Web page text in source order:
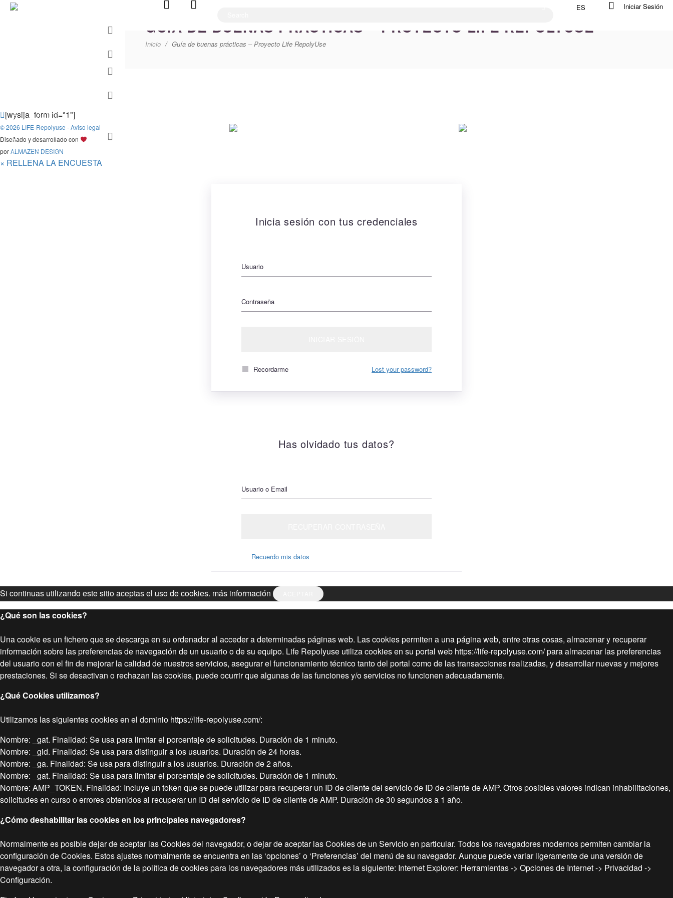
Proyectos
relacionados
Programa Life
Contacto
Iniciar Sesión
ES
GUÍA DE BUENAS PRÁCTICAS – PROYECTO LIFE REPOLYUSE
Inicio Guía de buenas prácticas – Proyecto Life RepolyUse
[wysija_form id="1"]
© 2026 LIFE-Repolyuse - Aviso legal
Diseñado y desarrollado con
porALMAZEN DESIGN
× RELLENA LA ENCUESTA
Inicia sesión con tus credenciales
Usuario
Contraseña
Recordarme Lost your password?
Has olvidado tus datos?
Usuario o Email
Recuerdo mis datos
Si continuas utilizando este sitio aceptas el uso de cookies. más información
¿Qué son las cookies?
Una cookie es un fichero que se descarga en su ordenador al acceder a determinadas páginas web. Las cookies permiten a una página web, entre otras cosas, almacenar y recuperar
información sobre las preferencias de navegación de un usuario o de su equipo. Life Repolyuse utiliza cookies en su portal web https://life-repolyuse.com/ para almacenar las preferencias
del usuario con el fin de mejorar la calidad de nuestros servicios, asegurar el funcionamiento técnico tanto del portal como de las transacciones realizadas, y desarrollar nuevas y mejores
prestaciones. Si se desactivan o rechazan las cookies, puede ocurrir que algunas de las funciones y/o servicios no funcionen adecuadamente.
¿Qué Cookies utilizamos?
Utilizamos las siguientes cookies en el dominio https://life-repolyuse.com/:
Nombre: _gat. Finalidad: Se usa para limitar el porcentaje de solicitudes. Duración de 1 minuto.
Nombre: _gid. Finalidad: Se usa para distinguir a los usuarios. Duración de 24 horas.
Nombre: _ga. Finalidad: Se usa para distinguir a los usuarios. Duración de 2 años.
Nombre: _gat. Finalidad: Se usa para limitar el porcentaje de solicitudes. Duración de 1 minuto.
Nombre: AMP_TOKEN. Finalidad: Incluye un token que se puede utilizar para recuperar un ID de cliente del servicio de ID de cliente de AMP. Otros posibles valores indican inhabilitaciones,
solicitudes en curso o errores obtenidos al recuperar un ID del servicio de ID de cliente de AMP. Duración de 30 segundos a 1 año.
¿Cómo deshabilitar las cookies en los principales navegadores?
Normalmente es posible dejar de aceptar las Cookies del navegador, o dejar de aceptar las Cookies de un Servicio en particular. Todos los navegadores modernos permiten cambiar la
configuración de Cookies. Estos ajustes normalmente se encuentra en las ‘opciones’ o ‘Preferencias’ del menú de su navegador. Aunque puede variar ligeramente de una versión de
navegador a otra, la configuración de la política de cookies para los navegadores más utilizados es la siguiente: Internet Explorer: Herramientas -> Opciones de Internet -> Privacidad ->
Configuración.